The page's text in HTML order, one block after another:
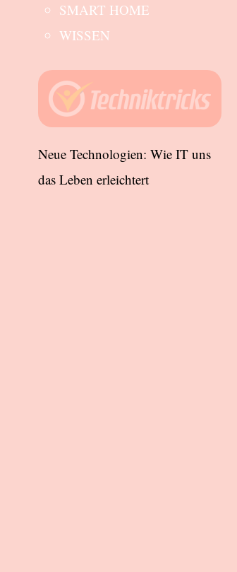
SMART HOME
WISSEN
Neue Technologien: Wie IT uns
das Leben erleichtert